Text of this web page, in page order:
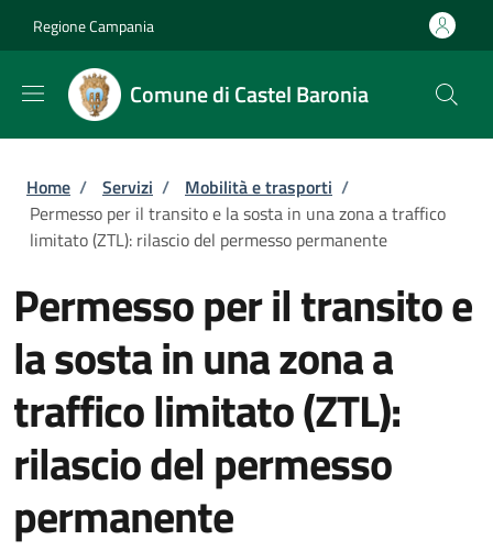
Regione Campania
Comune di Castel Baronia
Briciole di pane
Home / Servizi / Mobilità e trasporti /
Permesso per il transito e la sosta in una zona a traffico
limitato (ZTL): rilascio del permesso permanente
Permesso per il transito e
la sosta in una zona a
traffico limitato (ZTL):
rilascio del permesso
permanente